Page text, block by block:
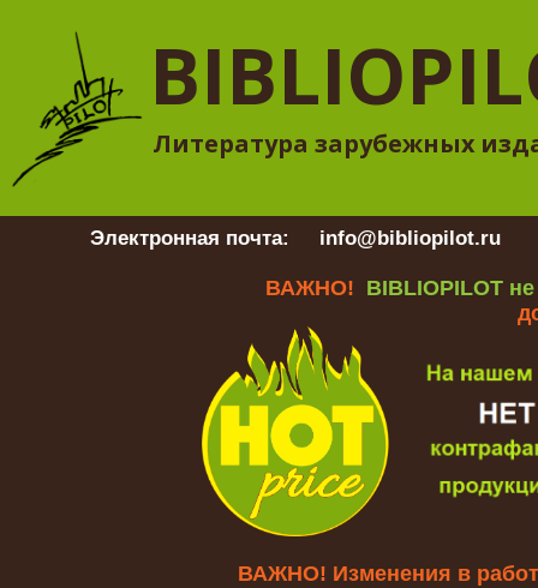
Литература зарубежных
Электронная почта: info@bibliopilot.ru
ВАЖНО! BIBLIOPILOT
ВАЖНО! Изменения в